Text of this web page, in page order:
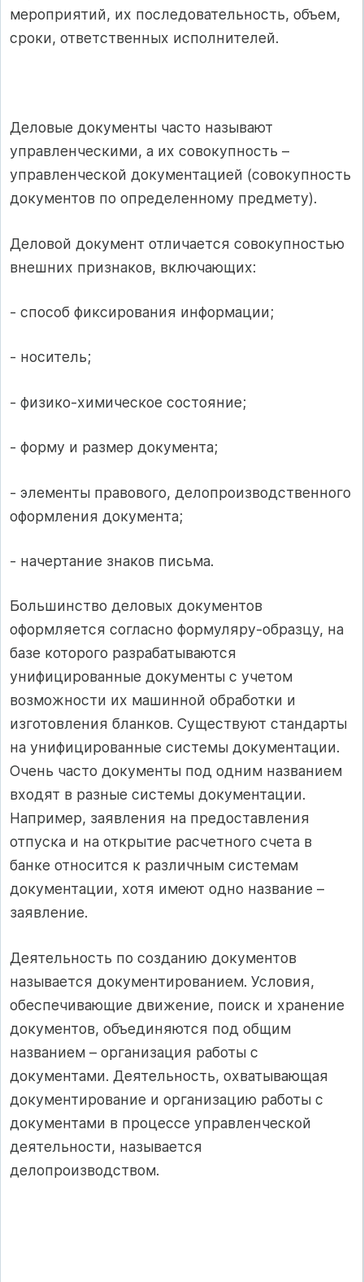
мероприятий, их последовательность, объем,
сроки, ответственных исполнителей.
Деловые документы часто называют
управленческими, а их совокупность –
управленческой документацией (совокупность
документов по определенному предмету).
Деловой документ отличается совокупностью
внешних признаков, включающих:
- способ фиксирования информации;
- носитель;
- физико-химическое состояние;
- форму и размер документа;
- элементы правового, делопроизводственного
оформления документа;
- начертание знаков письма.
Большинство деловых документов
оформляется согласно формуляру-образцу, на
базе которого разрабатываются
унифицированные документы c учетом
возможности их машинной обработки и
изготовления бланков. Существуют стандарты
на унифицированные системы документации.
Очень часто документы под одним названием
входят в разные системы документации.
Например, заявления на предоставления
отпуска и на открытие расчетного счета в
банке относится к различным системам
документации, хотя имеют одно название –
заявление.
Деятельность по созданию документов
называется документированием. Условия,
обеспечивающие движение, поиск и хранение
документов, объединяются под общим
названием – организация работы с
документами. Деятельность, охватывающая
документирование и организацию работы с
документами в процессе управленческой
деятельности, называется
делопроизводством.